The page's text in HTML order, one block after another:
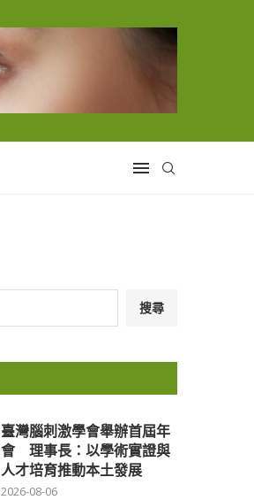
搜尋
臺灣腦刺激學會舉辦首屆年
會 理事長：以學術實證與
人才培育推動本土發展
2026-08-06